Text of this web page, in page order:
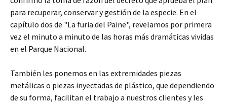
para recuperar, conservar y gestión de la especie. En el
capítulo dos de "La furia del Paine", revelamos por primera
vez el minuto a minuto de las horas más dramáticas vividas
en el Parque Nacional.
También les ponemos en las extremidades piezas
metálicas o piezas inyectadas de plástico, que dependiendo
de su forma, facilitan el trabajo a nuestros clientes y les